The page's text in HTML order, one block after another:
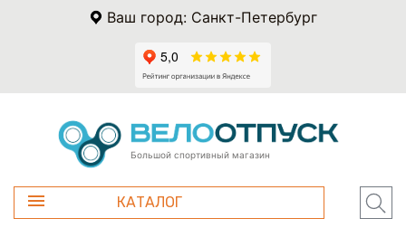
Ваш город: Санкт-Петербург
Большой спортивный магазин
КАТАЛОГ